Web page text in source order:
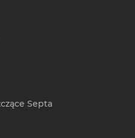
Septa